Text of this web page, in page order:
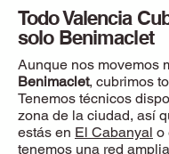
Todo Valencia
solo Benimaclet
Aunque nos movemos
Benimaclet, cubrimos
Tenemos técnicos
zona de la ciudad, así
estás en El Cabanyal o
tenemos una red